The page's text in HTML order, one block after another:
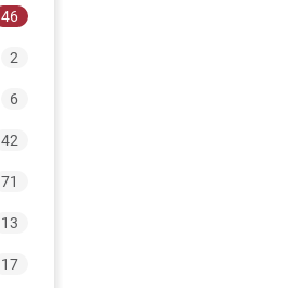
46
2
6
42
71
13
17